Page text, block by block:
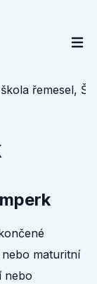
řemesel,
maturitní
nebo